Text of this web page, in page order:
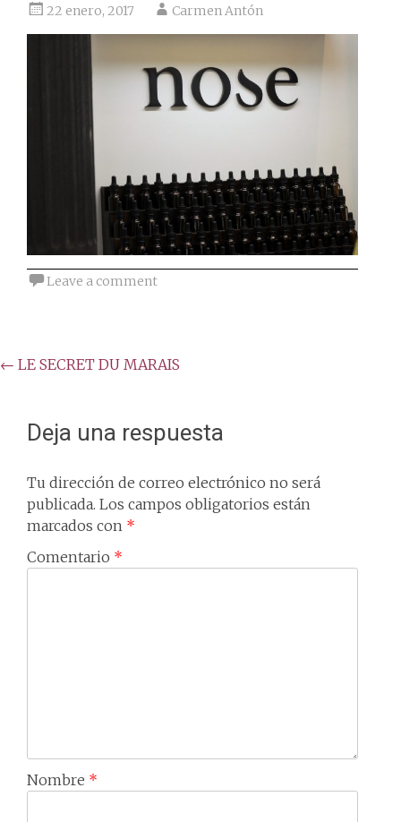
22 enero, 2017 Carmen Antón
Leave a comment
Post
← LE SECRET DU MARAIS
Deja una respuesta
Tu dirección de correo electrónico no será
publicada. Los campos obligatorios están
marcados con *
Comentario *
Nombre *